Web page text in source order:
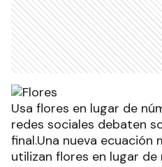
Usa flores en lugar de
redes sociales debaten
final.Una nueva
utilizan flores en lugar